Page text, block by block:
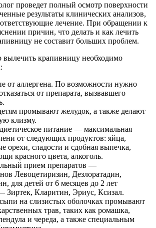
проведет полный осмотр поверхности
результаты клинических анализов,
лечение. При обращении к
причин, что делать и как лечить
не составит больших проблем.
крапивницу необходимо
от аллергена. По возможности нужно
от препарата, вызвавшего
промывают желудок, а также делают
клизму.
питание — максимальная
от следующих продуктов: яйца,
орехи, сладости и сдобная выпечка,
красного цвета, алкоголь.
прием препаратов —
Левоцетиризин, Дезлоратадин,
для детей от 6 месяцев до 2 лет
Зиртек, Кларитин, Эриус, Ксизал.
на слизистых оболочках промывают
трав, таких как ромашка,
и череда, а также специальным